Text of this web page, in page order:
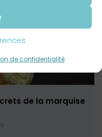
de confidentialité
de la marquise